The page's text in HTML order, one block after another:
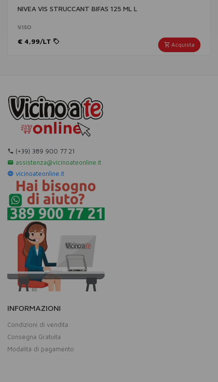
NIVEA VIS STRUCCANT BIFAS 125 ML L
VISO
Acquista
€ 4,99/LT
(+39) 389 900 77 21
assistenza@vicinoateonline.it
vicinoateonline.it
INFORMAZIONI
Condizioni di vendita
Consegna Gratuita
Modalità di pagamento